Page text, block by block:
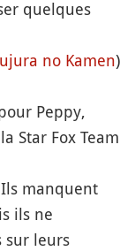
quelques
no Kamen)
Peppy,
Star Fox Team
manquent
ils ne
sur leurs